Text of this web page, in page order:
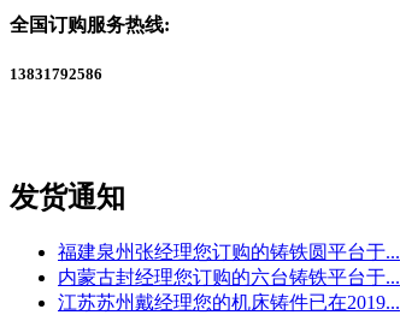
全国订购服务热线:
13831792586
发货通知
福建泉州张经理您订购的铸铁圆平台于...
内蒙古封经理您订购的六台铸铁平台于...
江苏苏州戴经理您的机床铸件已在2019...